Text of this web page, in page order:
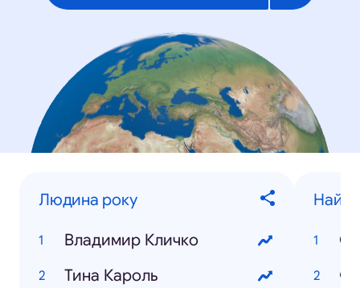
Людина року
Владимир Кличко
Тина Кароль